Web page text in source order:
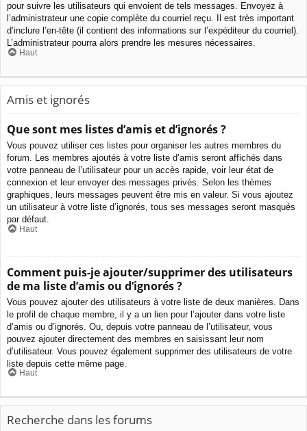
pour suivre les utilisateurs qui envoient de tels messages. Envoyez à
l’administrateur une copie complète du courriel reçu. Il est très important
d’inclure l’en-tête (il contient des informations sur l’expéditeur du courriel).
L’administrateur pourra alors prendre les mesures nécessaires.
Haut
Amis et ignorés
Que sont mes listes d’amis et d’ignorés ?
Vous pouvez utiliser ces listes pour organiser les autres membres du
forum. Les membres ajoutés à votre liste d’amis seront affichés dans
votre panneau de l’utilisateur pour un accès rapide, voir leur état de
connexion et leur envoyer des messages privés. Selon les thèmes
graphiques, leurs messages peuvent être mis en valeur. Si vous ajoutez
un utilisateur à votre liste d’ignorés, tous ses messages seront masqués
par défaut.
Haut
Comment puis-je ajouter/supprimer des utilisateurs
de ma liste d’amis ou d’ignorés ?
Vous pouvez ajouter des utilisateurs à votre liste de deux manières. Dans
le profil de chaque membre, il y a un lien pour l’ajouter dans votre liste
d’amis ou d’ignorés. Ou, depuis votre panneau de l’utilisateur, vous
pouvez ajouter directement des membres en saisissant leur nom
d’utilisateur. Vous pouvez également supprimer des utilisateurs de votre
liste depuis cette même page.
Haut
Recherche dans les forums